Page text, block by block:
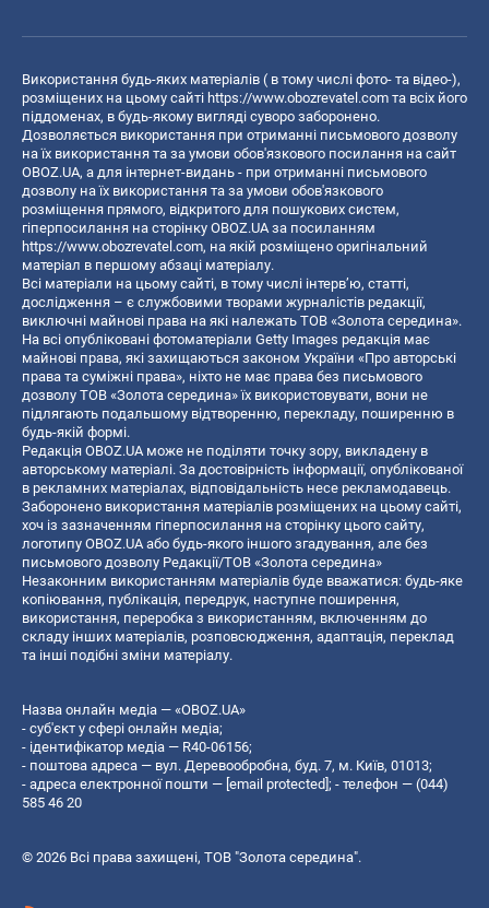
Використання будь-яких матеріалів ( в тому числі фото- та відео-),
розміщених на цьому сайті https://www.obozrevatel.com та всіх його
піддоменах, в будь-якому вигляді суворо заборонено.
Дозволяється використання при отриманні письмового дозволу
на їх використання та за умови обов'язкового посилання на сайт
OBOZ.UA, а для інтернет-видань - при отриманні письмового
дозволу на їх використання та за умови обов'язкового
розміщення прямого, відкритого для пошукових систем,
гіперпосилання на сторінку OBOZ.UA за посиланням
https://www.obozrevatel.com, на якій розміщено оригінальний
матеріал в першому абзаці матеріалу.
Всі матеріали на цьому сайті, в тому числі інтерв’ю, статті,
дослідження – є службовими творами журналістів редакції,
виключні майнові права на які належать ТОВ «Золота середина».
На всі опубліковані фотоматеріали Getty Images редакція має
майнові права, які захищаються законом України «Про авторські
права та суміжні права», ніхто не має права без письмового
дозволу ТОВ «Золота середина» їх використовувати, вони не
підлягають подальшому відтворенню, перекладу, поширенню в
будь-якій формі.
Редакція OBOZ.UA може не поділяти точку зору, викладену в
авторському матеріалі. За достовірність інформації, опублікованої
в рекламних матеріалах, відповідальність несе рекламодавець.
Заборонено використання матеріалів розміщених на цьому сайті,
хоч із зазначенням гіперпосилання на сторінку цього сайту,
логотипу OBOZ.UA або будь-якого іншого згадування, але без
письмового дозволу Редакції/ТОВ «Золота середина»
Незаконним використанням матеріалів буде вважатися: будь-яке
копiювання, публiкацiя, передрук, наступне поширення,
використання, переробка з використанням, включенням до
складу інших матеріалів, розповсюдження, адаптація, переклад
та інші подібні зміни матеріалу.
Назва онлайн медіа — «OBOZ.UA»
- суб'єкт у сфері онлайн медіа;
- ідентифікатор медіа — R40-06156;
- поштова адреса — вул. Деревообробна, буд. 7, м. Київ, 01013;
- адреса електронної пошти — [email protected] ; - телефон — (044)
585 46 20
© 2026 Всі права захищені, ТОВ "Золота середина".